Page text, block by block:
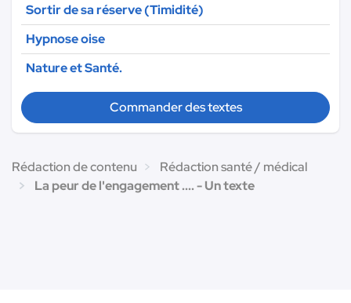
Sortir de sa réserve (Timidité)
Hypnose oise
Nature et Santé.
Commander des textes
Rédaction de contenu
Rédaction santé / médical
La peur de l'engagement .... - Un texte